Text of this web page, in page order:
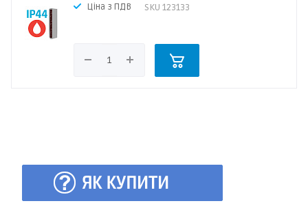
Ціна з ПДВ SKU 123133